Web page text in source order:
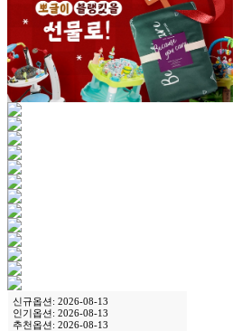
신규옵션: 2026-08-13
인기옵션: 2026-08-13
추천옵션: 2026-08-13